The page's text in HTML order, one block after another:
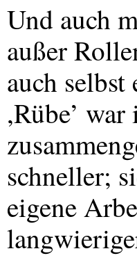
Und auch
außer
auch
,Rübe’
schneller;
eigene